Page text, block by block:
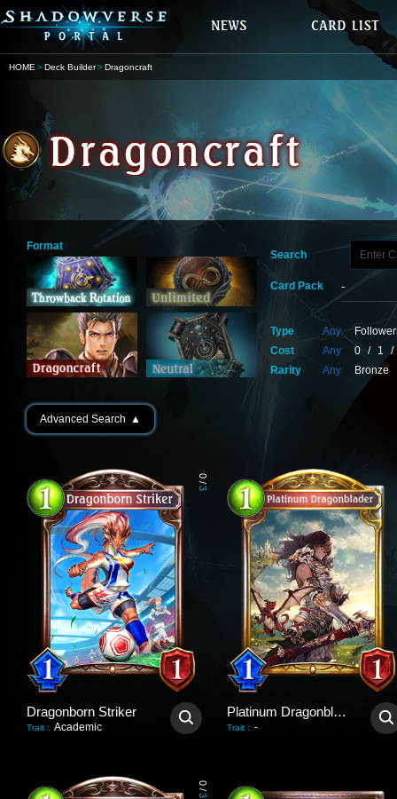
HOME Deck Builder Dragoncraft
Format
Search
Card Pack
Type Any
Cost
Any 0 / 1
/
Rarity
Any Bronze
Advanced Search ▲
0
/
3
Dragonborn Striker
Trait : Academic
Platinum Dragonblader
Trait : -
0
/
3